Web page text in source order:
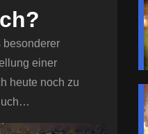
besonderer
einer
heute noch zu